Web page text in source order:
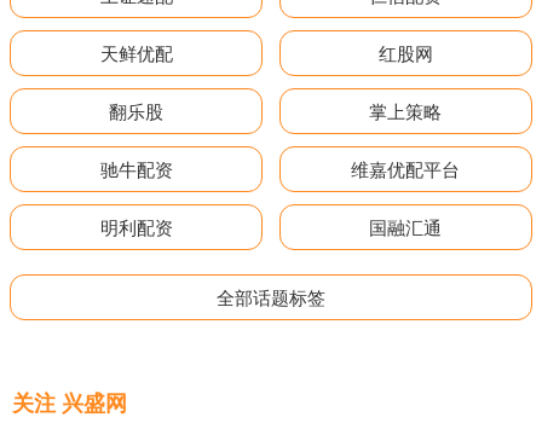
天鲜优配 红股网
翻乐股 掌上策略
驰牛配资 维嘉优配平台
明利配资 国融汇通
全部话题标签
关注 兴盛网